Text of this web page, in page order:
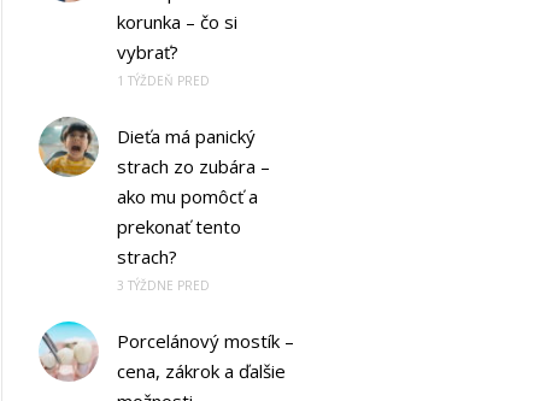
korunka – čo si
vybrať?
1 TÝŽDEŇ PRED
Dieťa má panický
strach zo zubára –
ako mu pomôcť a
prekonať tento
strach?
3 TÝŽDNE PRED
Porcelánový mostík –
cena, zákrok a ďalšie